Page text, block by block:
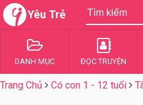
Yêu Trẻ
DANH MỤC ĐỌC TRUYỆN
Trang Chủ Có con 1 - 12 tuổi